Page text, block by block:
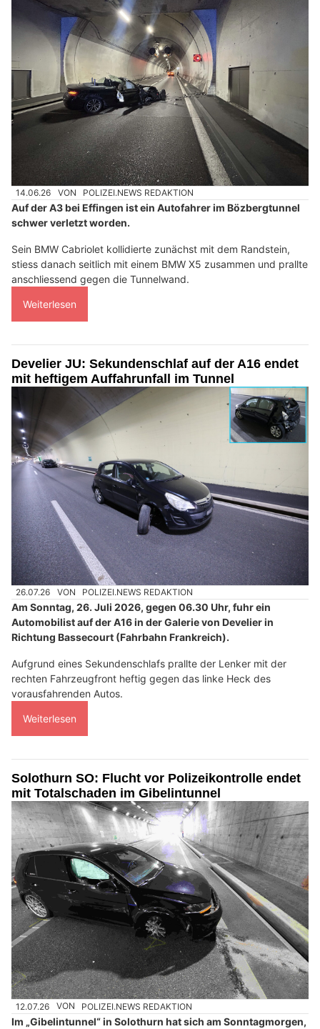
14.06.26 VON POLIZEI.NEWS REDAKTION
Auf der A3 bei Effingen ist ein Autofahrer im Bözbergtunnel
schwer verletzt worden.
Sein BMW Cabriolet kollidierte zunächst mit dem Randstein,
stiess danach seitlich mit einem BMW X5 zusammen und prallte
anschliessend gegen die Tunnelwand.
Weiterlesen
Develier JU: Sekundenschlaf auf der A16 endet
mit heftigem Auffahrunfall im Tunnel
26.07.26 VON POLIZEI.NEWS REDAKTION
Am Sonntag, 26. Juli 2026, gegen 06.30 Uhr, fuhr ein
Automobilist auf der A16 in der Galerie von Develier in
Richtung Bassecourt (Fahrbahn Frankreich).
Aufgrund eines Sekundenschlafs prallte der Lenker mit der
rechten Fahrzeugfront heftig gegen das linke Heck des
vorausfahrenden Autos.
Weiterlesen
Solothurn SO: Flucht vor Polizeikontrolle endet
mit Totalschaden im Gibelintunnel
12.07.26 VON POLIZEI.NEWS REDAKTION
Im „Gibelintunnel“ in Solothurn hat sich am Sonntagmorgen,